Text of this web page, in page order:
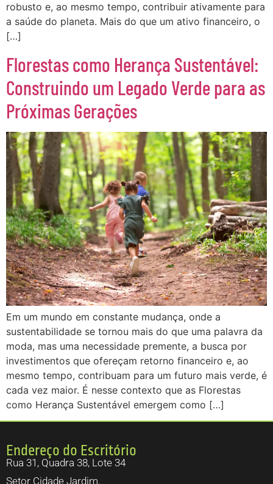
robusto e, ao mesmo tempo, contribuir ativamente para
a saúde do planeta. Mais do que um ativo financeiro, o
[…]
Florestas como Herança Sustentável:
Construindo um Legado Verde para as
Próximas Gerações
Em um mundo em constante mudança, onde a
sustentabilidade se tornou mais do que uma palavra da
moda, mas uma necessidade premente, a busca por
investimentos que ofereçam retorno financeiro e, ao
mesmo tempo, contribuam para um futuro mais verde, é
cada vez maior. É nesse contexto que as Florestas
como Herança Sustentável emergem como […]
Endereço do Escritório
Rua 31, Quadra 38, Lote 34
Setor Cidade Jardim.